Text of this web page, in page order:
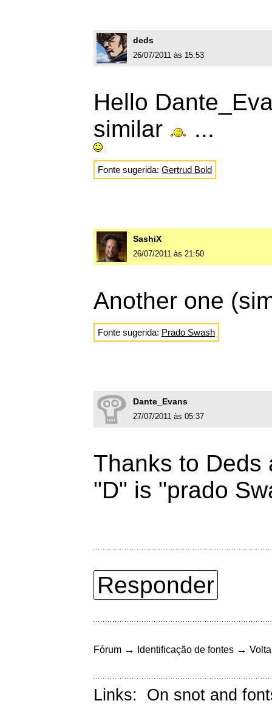
deds
26/07/2011 às 15:53
Hello
similar
...
Fonte sugerida: Gertrud Bold
SashiX
26/07/2011 às 21:50
Another one
Fonte sugerida: Prado Swash
Dante_Evans
27/07/2011 às 05:37
Thanks to Deds
"D" is "prado
Responder
Fórum → Identificação de fontes →
Links: On snot and